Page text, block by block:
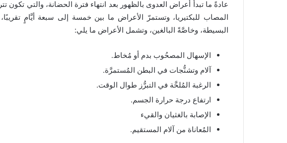
عادةً ما تبدأ أعراض العدوى بالظهور بعد انتهاء فترة الحضانة، والتي تكون
المصاب للبكتيريا، وتستمرّ الأعراض ما بين خمسة إلى سبعة أيَّامٍ
البسيطة، وخاصَّةً البالغين، وتشمل الأعراض ما يلي:
الإسهال المصحُوب بدم أو مُخاط.
آلام وتشنُّجات في البطن المُستمرَّة.
الرغبة المُلحَّة في التبرُّز طوال الوقت.
ارتفاع درجة حرارة الجسم.
الإصابة بالغثيان والقيء
المُعاناة من آلام المستقيم.